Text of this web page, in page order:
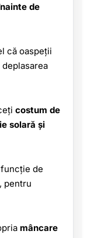
de
că oaspeții
costum de
solară și
de
, pentru
mâncare